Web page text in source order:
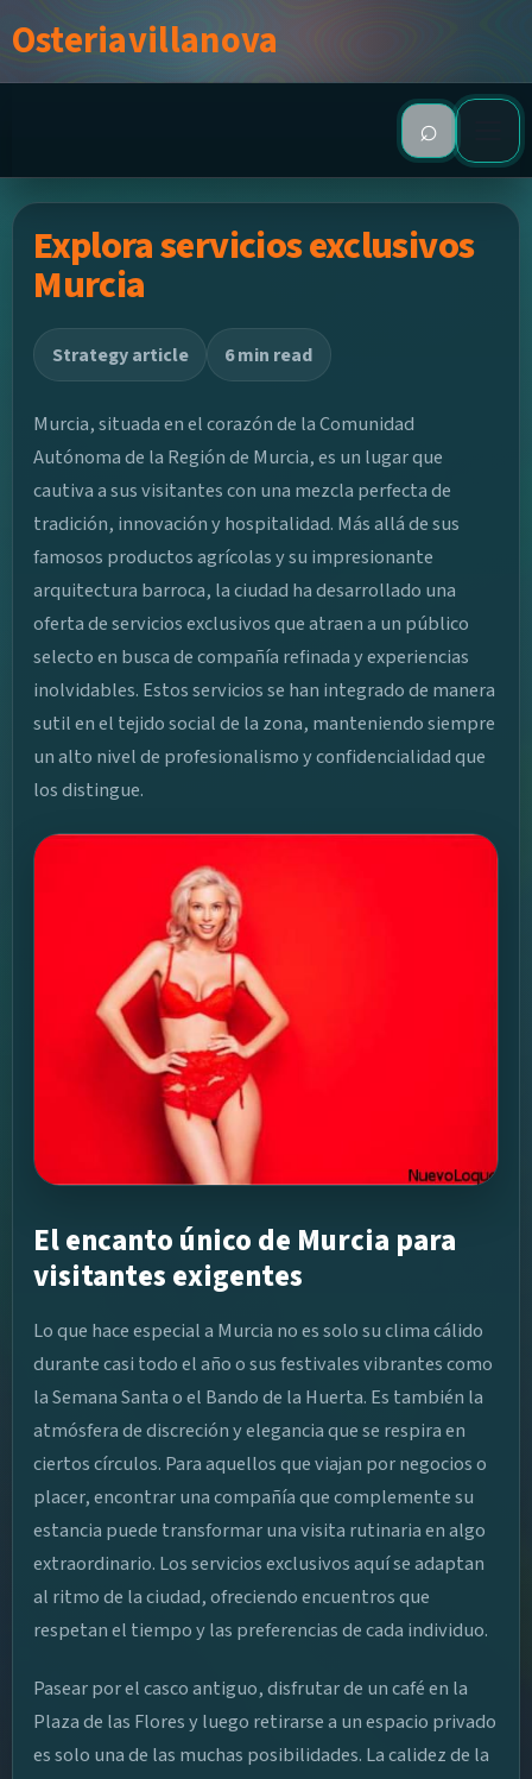
Osteriavillanova
EXPLORA OPCIONES DE COMPAÑÍA SELECTA
EXPLORA SERVICIOS EXCLUSIVOS MURCIA
MOMENTOS ESPECIALES CON ESCORTS MURCIA
⌕Open search
Explora servicios exclusivos
Murcia
Strategy article 6 min read
Murcia, situada en el corazón de la Comunidad
Autónoma de la Región de Murcia, es un lugar que
cautiva a sus visitantes con una mezcla perfecta de
tradición, innovación y hospitalidad. Más allá de sus
famosos productos agrícolas y su impresionante
arquitectura barroca, la ciudad ha desarrollado una
oferta de servicios exclusivos que atraen a un público
selecto en busca de compañía refinada y experiencias
inolvidables. Estos servicios se han integrado de manera
sutil en el tejido social de la zona, manteniendo siempre
un alto nivel de profesionalismo y confidencialidad que
los distingue.
El encanto único de Murcia para
visitantes exigentes
Lo que hace especial a Murcia no es solo su clima cálido
durante casi todo el año o sus festivales vibrantes como
la Semana Santa o el Bando de la Huerta. Es también la
atmósfera de discreción y elegancia que se respira en
ciertos círculos. Para aquellos que viajan por negocios o
placer, encontrar una compañía que complemente su
estancia puede transformar una visita rutinaria en algo
extraordinario. Los servicios exclusivos aquí se adaptan
al ritmo de la ciudad, ofreciendo encuentros que
respetan el tiempo y las preferencias de cada individuo.
Pasear por el casco antiguo, disfrutar de un café en la
Plaza de las Flores y luego retirarse a un espacio privado
es solo una de las muchas posibilidades. La calidez de la